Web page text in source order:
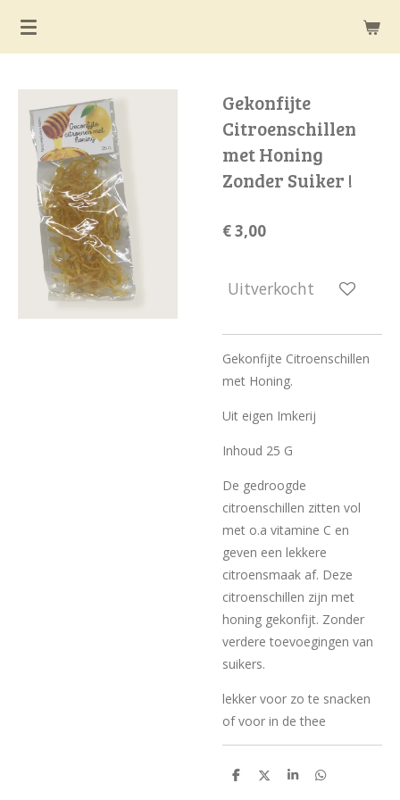
Ga
hoofdinhoud
Gekonfijte
Citroenschillen
met Honing
Zonder Suiker !
€ 3,00
Uitverkocht
Gekonfijte Citroenschillen
met Honing.
Uit eigen Imkerij
Inhoud 25 G
De gedroogde
citroenschillen zitten vol
met o.a vitamine C en
geven een lekkere
citroensmaak af. Deze
citroenschillen zijn met
honing gekonfijt. Zonder
verdere toevoegingen van
suikers.
lekker voor zo te snacken
of voor in de thee
D
D
S
D